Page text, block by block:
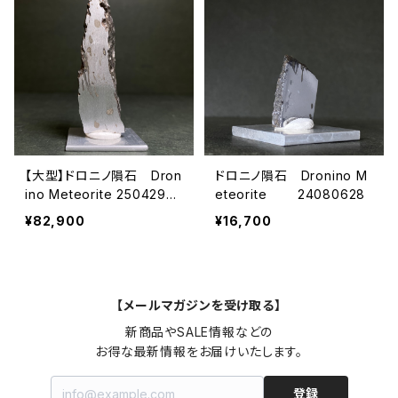
【大型】ドロニノ隕石 Dron
ino Meteorite 2504290
8
¥82,900
ドロニノ隕石 Dronino M
eteorite 24080628
¥16,700
【メールマガジンを受け取る】
新商品やSALE情報などの
お得な最新情報をお届けいたします。
登録